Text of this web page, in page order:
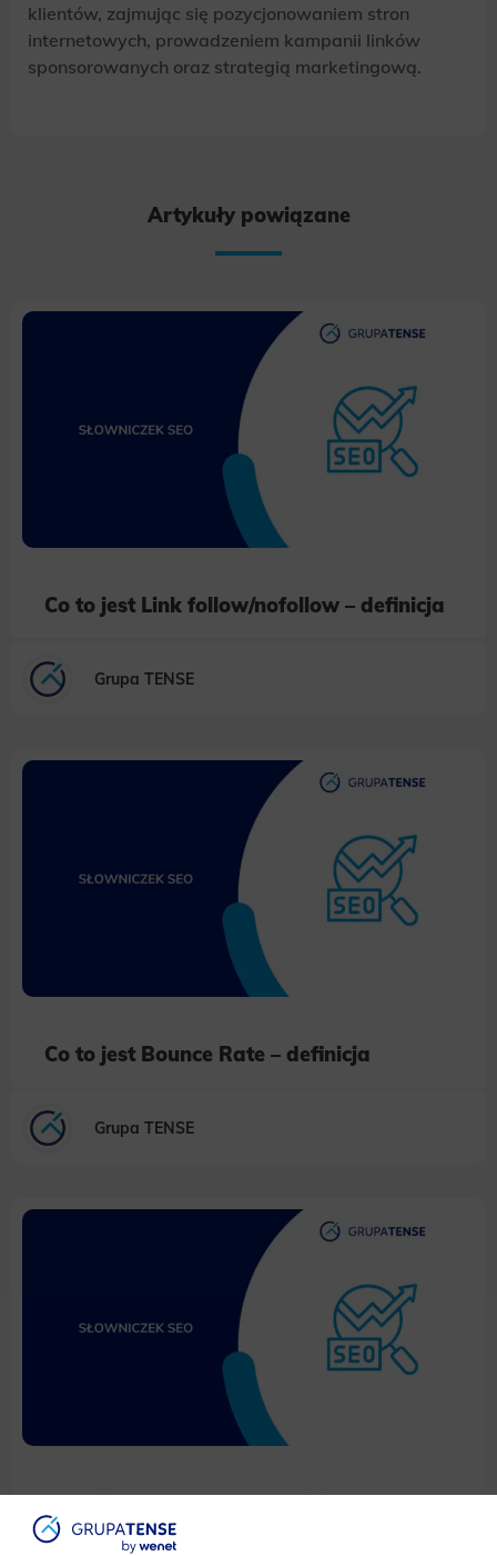
klientów, zajmując się pozycjonowaniem stron
internetowych, prowadzeniem kampanii linków
sponsorowanych oraz strategią marketingową.
Artykuły powiązane
Co to jest Link follow/nofollow – definicja
Grupa TENSE
Co to jest Bounce Rate – definicja
Grupa TENSE
Co to jest Błąd 500 – definicja